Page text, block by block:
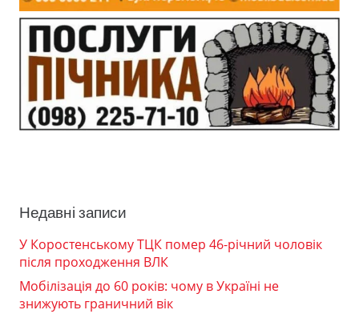
Недавні записи
У Коростенському ТЦК помер 46-річний чоловік
після проходження ВЛК
Мобілізація до 60 років: чому в Україні не
знижують граничний вік